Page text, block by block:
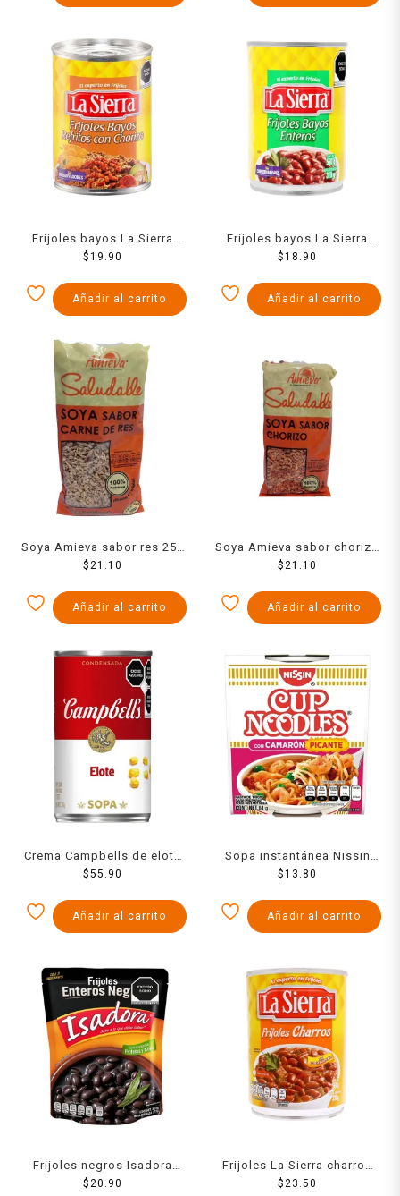
Frijoles bayos La Sierra
refritos con chorizo en lata
$19.90
Añadir al carrito
Frijoles bayos La Sierra
enteros en lata 560 g
$18.90
Añadir al carrito
Soya Amieva sabor res 250
g
$21.10
Añadir al carrito
Soya Amieva sabor chorizo
250 g
$21.10
Añadir al carrito
Crema Campbells de elote
750 g
$55.90
Añadir al carrito
Sopa instantánea Nissin
Cup Noodles con camarón
$13.80
Añadir al carrito
Frijoles negros Isadora
enteros en bolsa 454 g
$ 20.90
Frijoles La Sierra charros
en lata 560 g
$ 23.50